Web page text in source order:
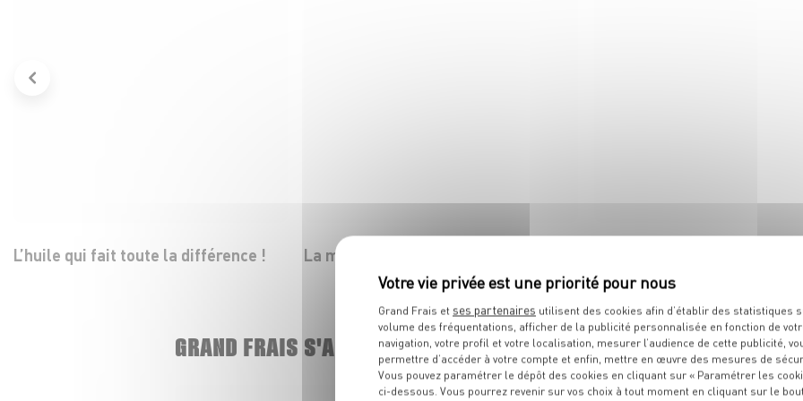
L’huile qui fait toute la différence ! La mozza dans tous ses états !
Créez votre plateau
rayon boucherie traditionnel !
GRAND FRAIS S'AGRANDIT
Grand Frais et ses partenaires utilisent des cookies afin d’établir des statistiques
volume des fréquentations, afficher de la publicité personnalisée en fonction de
navigation, votre profil et votre localisation, mesurer l’audience de cette publicité,
permettre d’accéder à votre compte et enfin, mettre en œuvre des mesures de
Vous pouvez paramétrer le dépôt des cookies en cliquant sur « Paramétrer les
ci-dessous. Vous pourrez revenir sur vos choix à tout moment en cliquant sur le